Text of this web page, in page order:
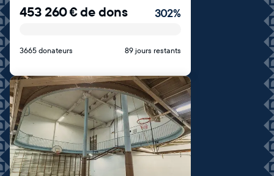
453 260€de dons 302%
3665 donateurs 89 jours restants